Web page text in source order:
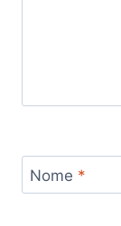
Nome *